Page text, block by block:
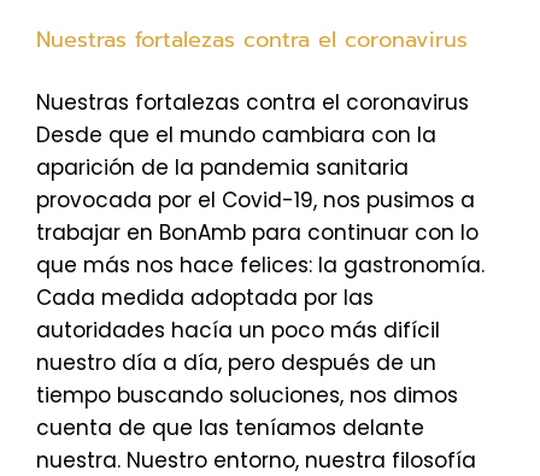
Nuestras fortalezas contra el coronavirus
Nuestras fortalezas contra el coronavirus
Desde que el mundo cambiara con la
aparición de la pandemia sanitaria
provocada por el Covid-19, nos pusimos a
trabajar en BonAmb para continuar con lo
que más nos hace felices: la gastronomía.
Cada medida adoptada por las
autoridades hacía un poco más difícil
nuestro día a día, pero después de un
tiempo buscando soluciones, nos dimos
cuenta de que las teníamos delante
nuestra. Nuestro entorno, nuestra filosofía